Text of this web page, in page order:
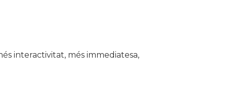
interactivitat, més immediatesa,